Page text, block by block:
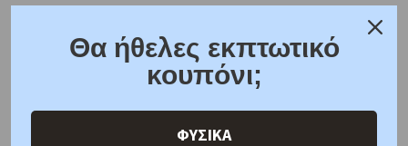
Χαρακτηριστικά Χαρακτηριστικά Ρολογιών
Θα ήθελες εκπτωτικό
κουπόνι;
ΦΥΣΙΚΑ